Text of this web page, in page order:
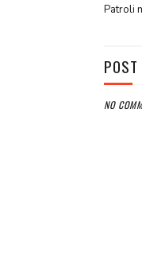
Patroli
POST
NO